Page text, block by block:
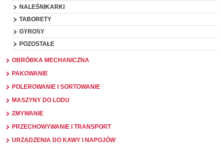
NALEŚNIKARKI
TABORETY
GYROSY
POZOSTAŁE
OBRÓBKA MECHANICZNA
PAKOWANIE
POLEROWANIE I SORTOWANIE
MASZYNY DO LODU
ZMYWANIE
PRZECHOWYWANIE I TRANSPORT
URZĄDZENIA DO KAWY I NAPOJÓW